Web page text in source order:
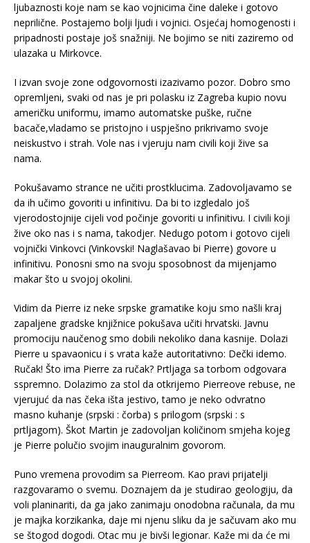
ljubaznosti koje nam se kao vojnicima čine daleke i gotovo
neprilične. Postajemo bolji ljudi i vojnici. Osjećaj homogenosti i
pripadnosti postaje još snažniji. Ne bojimo se niti zaziremo od
ulazaka u Mirkovce.
I izvan svoje zone odgovornosti izazivamo pozor. Dobro smo
opremljeni, svaki od nas je pri polasku iz Zagreba kupio novu
američku uniformu, imamo automatske puške, ručne
bacače,vladamo se pristojno i uspješno prikrivamo svoje
neiskustvo i strah. Vole nas i vjeruju nam civili koji žive sa
nama.
Pokušavamo strance ne učiti prostklucima. Zadovoljavamo se
da ih učimo govoriti u infinitivu. Da bi to izgledalo još
vjerodostojnije cijeli vod počinje govoriti u infinitivu. I civili koji
žive oko nas i s nama, takodjer. Nedugo potom i gotovo cijeli
vojnički Vinkovci (Vinkovski! Naglašavao bi Pierre) govore u
infinitivu. Ponosni smo na svoju sposobnost da mijenjamo
makar što u svojoj okolini.
Vidim da Pierre iz neke srpske gramatike koju smo našli kraj
zapaljene gradske knjižnice pokušava učiti hrvatski. Javnu
promociju naučenog smo dobili nekoliko dana kasnije. Dolazi
Pierre u spavaonicu i s vrata kaže autoritativno: Dečki idemo.
Ručak! Što ima Pierre za ručak? Prtljaga sa torbom odgovara
sspremno. Dolazimo za stol da otkrijemo Pierreove rebuse, ne
vjerujuć da nas čeka išta jestivo, tamo je neko odvratno
masno kuhanje (srpski : čorba) s prilogom (srpski : s
prtljagom). Škot Martin je zadovoljan količinom smjeha kojeg
je Pierre polučio svojim inauguralnim govorom.
Puno vremena provodim sa Pierreom. Kao pravi prijatelji
razgovaramo o svemu. Doznajem da je studirao geologiju, da
voli planinariti, da ga jako zanimaju onodobna računala, da mu
je majka korzikanka, daje mi njenu sliku da je sačuvam ako mu
se štogod dogodi. Otac mu je bivši legionar. Kaže mi da će mi